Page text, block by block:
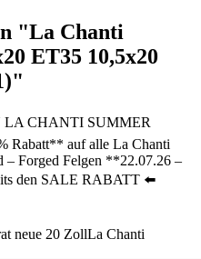
"La Chanti
ET35 10,5x20
CHANTI SUMMER
Rabatt** auf alle La Chanti
– Forged Felgen **22.07.26 –
den SALE RABATT ⬅️
neue 20 ZollLa Chanti